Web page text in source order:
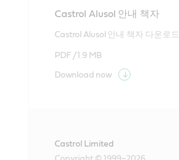
Castrol Alusol 안내 책자
Castrol Alusol 안내 책자 다운로드
PDF /1.9 MB
Download now
Castrol Limited